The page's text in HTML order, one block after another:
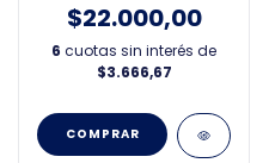
$22.000,00
6 cuotas sin interés de
$3.666,67